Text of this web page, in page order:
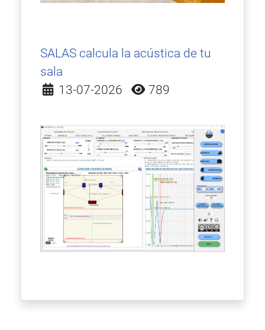
SALAS calcula la acústica de tu
sala
Detalles
13-07-2026 789